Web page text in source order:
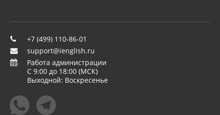
+7 (499) 110-86-01
support@ienglish.ru
Работа администрации
C 9:00 до 18:00 (МСК)
Выходной: Воскресенье